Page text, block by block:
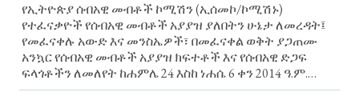
የኢትዮጵያ ሰብአዊ መብቶች ኮሚሽን (ኢሰመኮ/ኮሚሽኑ)
የተፈናቃዮች የሰብአዊ መብቶች አያያዝ ያለበትን ሁኔታ ለመረዳት፤
የመፈናቀሉ አውድ እና መንስኤዎች፣ በመፈናቀል ወቅት ያጋጠሙ
አንኳር የሰብአዊ መብቶች አያያዝ ክፍተቶች እና የሰብአዊ ድጋፍ
ፍላጎቶችን ለመለየት ከሐምሌ 24 እስከ ነሐሴ 6 ቀን 2014 ዓ.ም.
በደቡብ ብሔሮች፣ ብሔረሰቦች እና ሕዝቦች (ደ/ብ/ብ/ሕ) ክልል በኮንሶ